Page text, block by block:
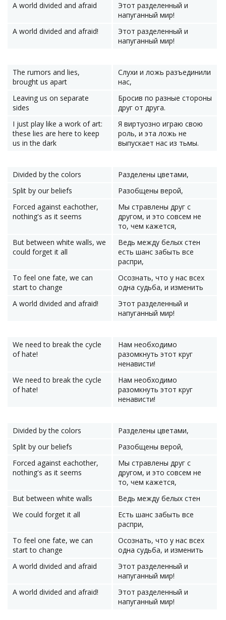
A world divided and afraid
Этот разделенный и
напуганный мир!
A world divided and afraid!
Этот разделенный и
напуганный мир!
The rumors and lies,
brought us apart
Слухи и ложь разъединили
нас,
Leaving us on separate
sides
Бросив по разные стороны
друг от друга.
I just play like a work of art:
these lies are here to keep
us in the dark
Я виртуозно играю свою
роль, и эта ложь не
выпускает нас из тьмы.
Divided by the colors
Разделены цветами,
Split by our beliefs
Разобщены верой,
Forced against eachother,
nothing's as it seems
Мы стравлены друг с
другом, и это совсем не
то, чем кажется,
But between white walls, we
could forget it all
Ведь между белых стен
есть шанс забыть все
распри,
To feel one fate, we can
start to change
Осознать, что у нас всех
одна судьба, и изменить
A world divided and afraid!
Этот разделенный и
напуганный мир!
We need to break the cycle
of hate!
Нам необходимо
разомкнуть этот круг
ненависти!
We need to break the cycle
of hate!
Нам необходимо
разомкнуть этот круг
ненависти!
Divided by the colors
Разделены цветами,
Split by our beliefs
Разобщены верой,
Forced against eachother,
nothing's as it seems
Мы стравлены друг с
другом, и это совсем не
то, чем кажется,
But between white walls
Ведь между белых стен
We could forget it all
Есть шанс забыть все
распри,
To feel one fate, we can
start to change
Осознать, что у нас всех
одна судьба, и изменить
A world divided and afraid
Этот разделенный и
напуганный мир!
A world divided and afraid!
Этот разделенный и
напуганный мир!